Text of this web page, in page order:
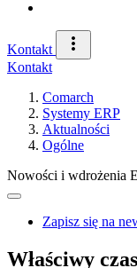
Kontakt
Kontakt
Comarch
Systemy ERP
Aktualności
Ogólne
Nowości i wdrożenia
Zapisz się na
Właściwy